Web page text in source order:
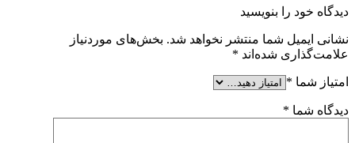
دیدگاه خود را بنویسید
نشانی ایمیل شما منتشر نخواهد شد. بخش‌های موردنیاز
علامت‌گذاری شده‌اند *
امتیاز شما *
دیدگاه شما *